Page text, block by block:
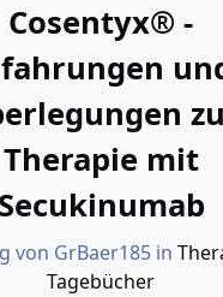
Cosentyx® -
Therapie mit
Secukinumab
von GrBaer185 in
Tagebücher